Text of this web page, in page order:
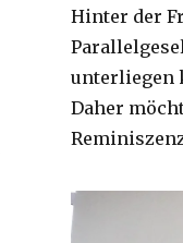
Hinter der
unterliegen
Daher